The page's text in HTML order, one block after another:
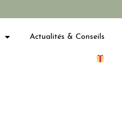
Actualités & Conseils